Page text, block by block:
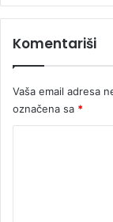
Komentariši
Vaša email adresa
označena sa *